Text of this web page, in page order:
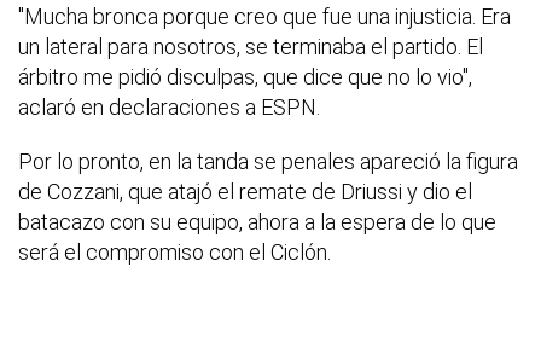
"Mucha bronca porque creo que fue una injusticia. Era
un lateral para nosotros, se terminaba el partido. El
árbitro me pidió disculpas, que dice que no lo vio",
aclaró en declaraciones a ESPN.
Por lo pronto, en la tanda se penales apareció la figura
de Cozzani, que atajó el remate de Driussi y dio el
batacazo con su equipo, ahora a la espera de lo que
será el compromiso con el Ciclón.